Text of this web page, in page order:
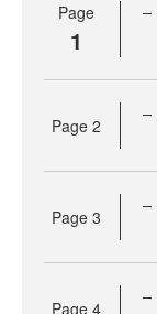
Page
1
Page 2
Page 3
Page 4